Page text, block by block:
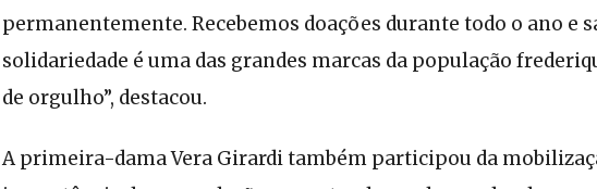
permanentemente. Recebemos doações durante todo o ano e
solidariedade é uma das grandes marcas da população
de orgulho”, destacou.
A primeira-dama Vera Girardi também participou da